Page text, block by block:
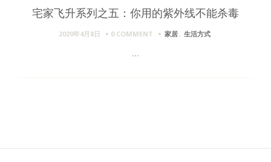
宅家飞升系列之五：你用的紫外线不能杀毒
2020年4月8日 0 COMMENT 家居 , 生活方式
...